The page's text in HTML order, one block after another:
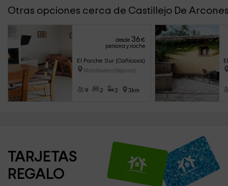
Otras opciones cerca de Castillejo De
desde 36€
persona y noche
El Porche Sur (Cañicosa)
Matabuena (Segovia)
9 2 2 3km
TARJETAS
REGALO